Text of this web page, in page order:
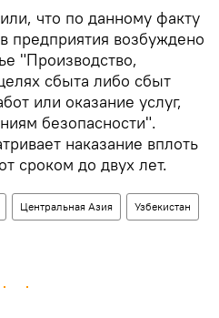
что по данному факту
предприятия возбуждено
"Производство,
сбыта либо сбыт
или оказание услуг,
безопасности".
наказание вплоть
сроком до двух лет.
Центральная Азия Узбекистан